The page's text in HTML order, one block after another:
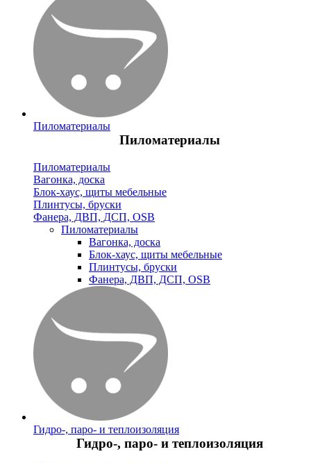
Пиломатериалы
Пиломатериалы
Пиломатериалы
Вагонка, доска
Блок-хаус, щиты мебельные
Плинтусы, бруски
Фанера, ДВП, ДСП, OSB
Пиломатериалы
Вагонка, доска
Блок-хаус, щиты мебельные
Плинтусы, бруски
Фанера, ДВП, ДСП, OSB
Гидро-, паро- и теплоизоляция
Гидро-, паро- и теплоизоляция